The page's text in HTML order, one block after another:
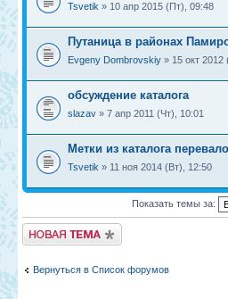
Tsvetik » 10 апр 2015 (Пт), 09:48
Путаница в районах
Evgeny Dombrovskiy » 15 окт 2012
обсуждение каталога
slazav » 7 апр 2011 (Чт), 10:01
Метки из каталога
Tsvetik » 11 ноя 2014 (Вт), 12:50
Показать темы за:
Новая тема
Вернуться в Список форумов